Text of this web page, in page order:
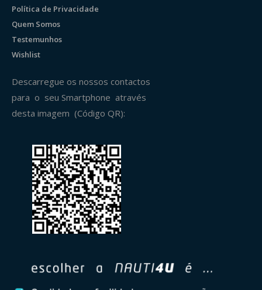
Política de Privacidade
Quem Somos
Testemunhos
Wishlist
Descarregue os nossos contactos
para o seu Smartphone através
desta imagem (Código QR):